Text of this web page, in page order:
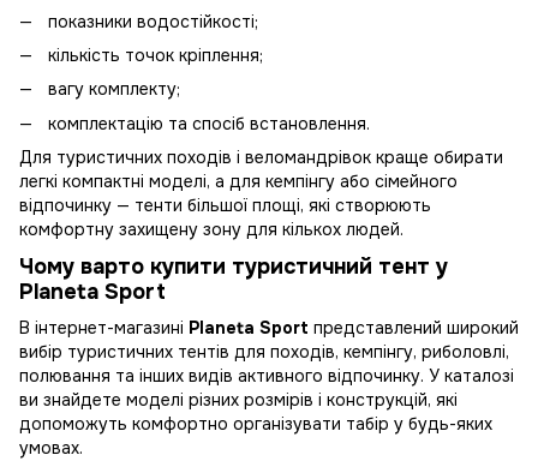
показники водостійкості;
кількість точок кріплення;
вагу комплекту;
комплектацію та спосіб встановлення.
Для туристичних походів і веломандрівок краще обирати
легкі компактні моделі, а для кемпінгу або сімейного
відпочинку — тенти більшої площі, які створюють
комфортну захищену зону для кількох людей.
Чому варто купити туристичний тент у
Planeta Sport
В інтернет-магазині Planeta Sport представлений широкий
вибір туристичних тентів для походів, кемпінгу, риболовлі,
полювання та інших видів активного відпочинку. У каталозі
ви знайдете моделі різних розмірів і конструкцій, які
допоможуть комфортно організувати табір у будь-яких
умовах.